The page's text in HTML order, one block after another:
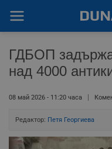
ГДБОП
над 4000
08 май 2026 - 11:20 часа
Редактор: Петя Георгиева